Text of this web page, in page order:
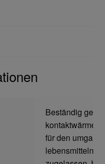
Beständig
kontaktwärme
für den umgang
lebensmitteln